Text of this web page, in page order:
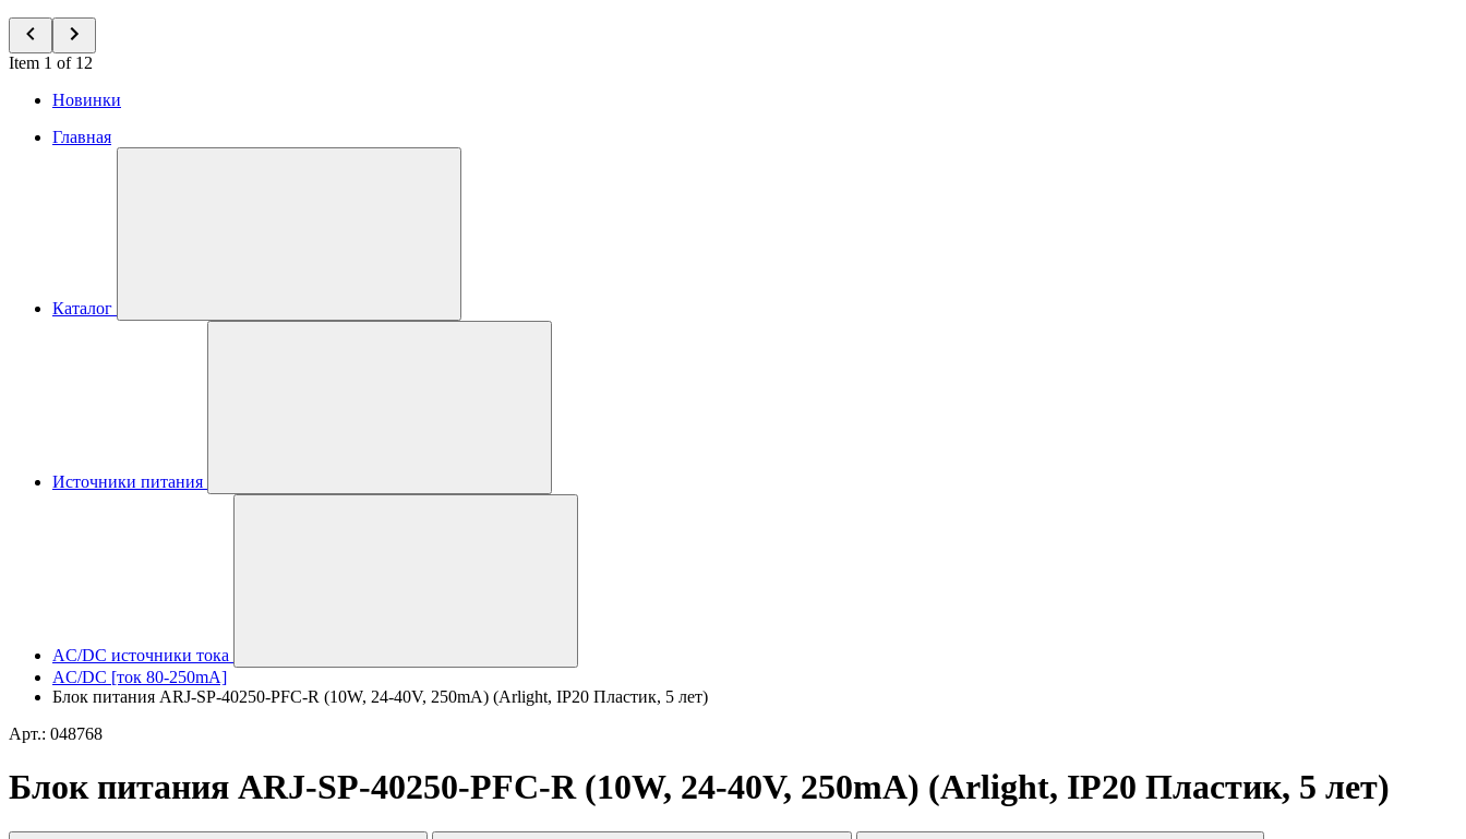
Item 1 of 12
Новинки
Главная
Каталог
Источники питания
AC/DC источники тока
AC/DC [ток 80-250mA]
Блок питания ARJ-SP-40250-PFC-R (10W, 24-40V, 250mA) (Arlight, IP20 Пластик, 5 лет)
Арт.: 048768
Блок питания ARJ-SP-40250-PFC-R (10W, 24-40V, 250mA) (Arlight, IP20 Пластик, 5 лет)